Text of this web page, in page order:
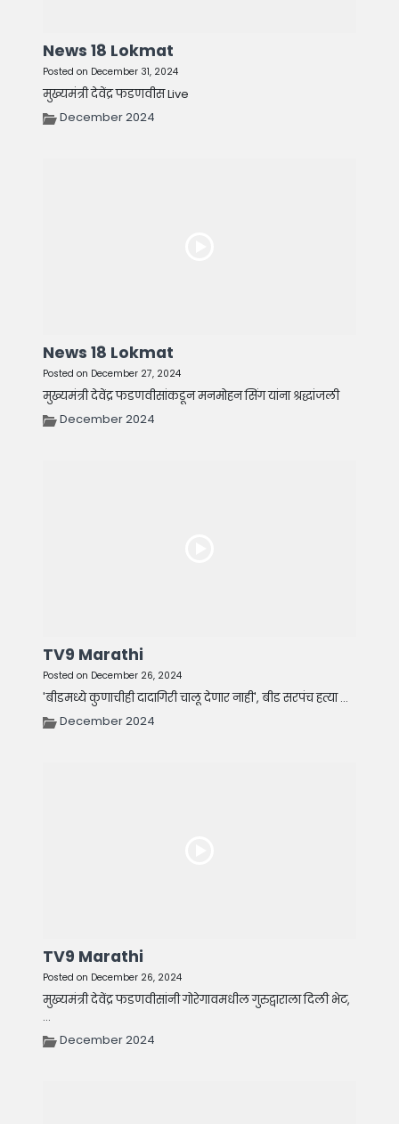
News 18 Lokmat
Posted on December 31, 2024
मुख्यमंत्री देवेंद्र फडणवीस Live
December 2024
News 18 Lokmat
Posted on December 27, 2024
मुख्यमंत्री देवेंद्र फडणवीसांकडून मनमोहन सिंग यांना श्रद्धांजली
December 2024
TV9 Marathi
Posted on December 26, 2024
'बीडमध्ये कुणाचीही दादागिरी चालू देणार नाही', बीड सरपंच हत्या ...
December 2024
TV9 Marathi
Posted on December 26, 2024
मुख्यमंत्री देवेंद्र फडणवीसांनी गोरेगावमधील गुरुद्वाराला दिली भेट,
...
December 2024